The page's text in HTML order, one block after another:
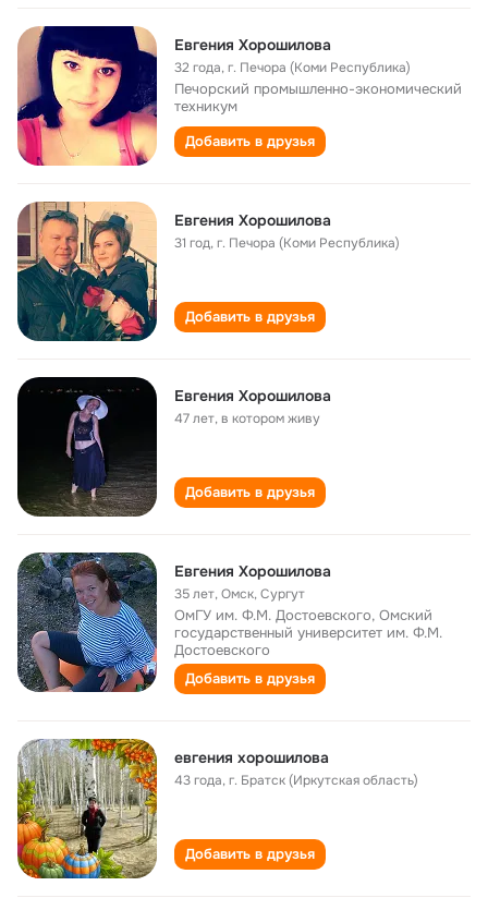
Евгения Хорошилова
32 года,г. Печора (Коми Республика)
Печорский промышленно-экономический
техникум
Добавить в друзья
Евгения Хорошилова
31 год,г. Печора (Коми Республика)
Добавить в друзья
Евгения Хорошилова
47 лет,в котором живу
Добавить в друзья
Евгения Хорошилова
35 лет,Омск, Сургут
ОмГУ им. Ф.М. Достоевского, Омский
государственный университет им. Ф.М.
Достоевского
Добавить в друзья
евгения хорошилова
43 года,г. Братск (Иркутская область)
Добавить в друзья